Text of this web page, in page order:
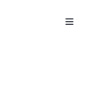
Toggle